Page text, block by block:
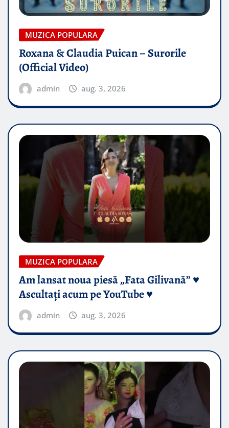
MUZICA POPULARA
Roxana & Claudia Puican – Surorile
(Official Video)
admin aug. 3, 2026
MUZICA POPULARA
Am lansat noua piesă „Fata Gilivană” ♥️
Ascultați acum pe YouTube ♥️
admin aug. 3, 2026